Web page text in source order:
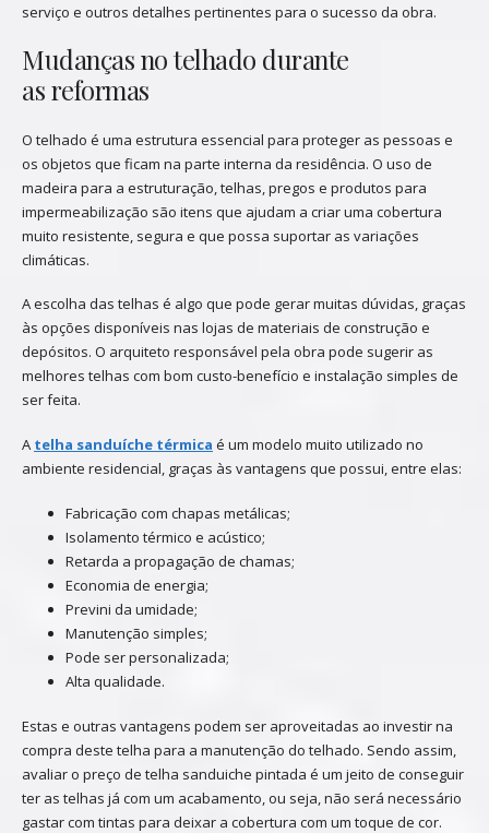
serviço e outros detalhes pertinentes para o sucesso da obra.
Mudanças no telhado durante
as reformas
O telhado é uma estrutura essencial para proteger as pessoas e
os objetos que ficam na parte interna da residência. O uso de
madeira para a estruturação, telhas, pregos e produtos para
impermeabilização são itens que ajudam a criar uma cobertura
muito resistente, segura e que possa suportar as variações
climáticas.
A escolha das telhas é algo que pode gerar muitas dúvidas, graças
às opções disponíveis nas lojas de materiais de construção e
depósitos. O arquiteto responsável pela obra pode sugerir as
melhores telhas com bom custo-benefício e instalação simples de
ser feita.
A telha sanduíche térmica é um modelo muito utilizado no
ambiente residencial, graças às vantagens que possui, entre elas:
Fabricação com chapas metálicas;
Isolamento térmico e acústico;
Retarda a propagação de chamas;
Economia de energia;
Previni da umidade;
Manutenção simples;
Pode ser personalizada;
Alta qualidade.
Estas e outras vantagens podem ser aproveitadas ao investir na
compra deste telha para a manutenção do telhado. Sendo assim,
avaliar o preço de telha sanduiche pintada é um jeito de conseguir
ter as telhas já com um acabamento, ou seja, não será necessário
gastar com tintas para deixar a cobertura com um toque de cor.